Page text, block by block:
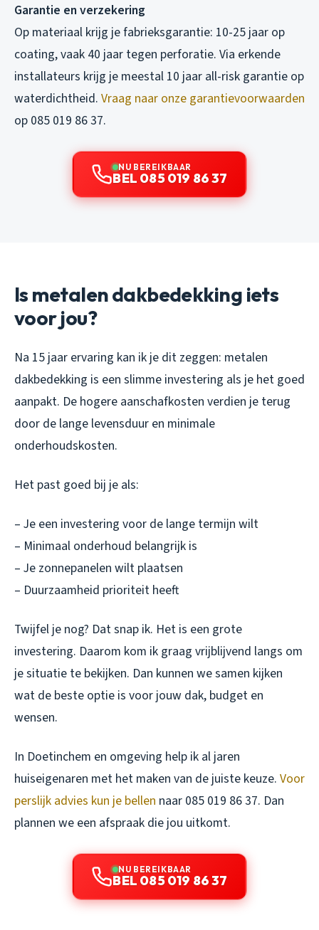
Garantie en verzekering
Op materiaal krijg je fabrieksgarantie: 10-25 jaar op
coating, vaak 40 jaar tegen perforatie. Via erkende
installateurs krijg je meestal 10 jaar all-risk garantie op
waterdichtheid. Vraag naar onze garantievoorwaarden
op 085 019 86 37.
NU BEREIKBAAR
BEL 085 019 86 37
Is metalen dakbedekking iets
voor jou?
Na 15 jaar ervaring kan ik je dit zeggen: metalen
dakbedekking is een slimme investering als je het goed
aanpakt. De hogere aanschafkosten verdien je terug
door de lange levensduur en minimale
onderhoudskosten.
Het past goed bij je als:
– Je een investering voor de lange termijn wilt
– Minimaal onderhoud belangrijk is
– Je zonnepanelen wilt plaatsen
– Duurzaamheid prioriteit heeft
Twijfel je nog? Dat snap ik. Het is een grote
investering. Daarom kom ik graag vrijblijvend langs om
je situatie te bekijken. Dan kunnen we samen kijken
wat de beste optie is voor jouw dak, budget en
wensen.
In Doetinchem en omgeving help ik al jaren
huiseigenaren met het maken van de juiste keuze. Voor
perslijk advies kun je bellen naar 085 019 86 37. Dan
plannen we een afspraak die jou uitkomt.
NU BEREIKBAAR
BEL 085 019 86 37